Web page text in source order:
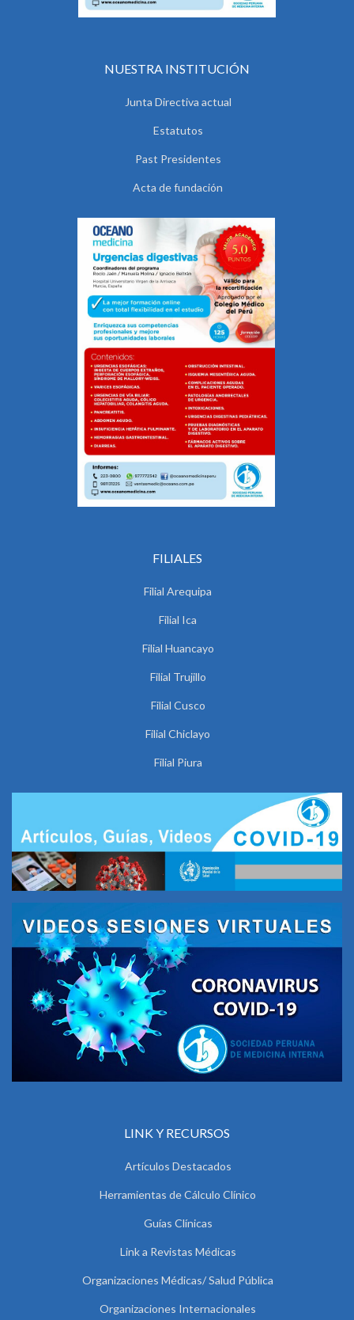
NUESTRA INSTITUCIÓN
Junta Directiva actual
Estatutos
Past Presidentes
Acta de fundación
FILIALES
Filial Arequipa
Filial Ica
Filial Huancayo
Filial Trujillo
Filial Cusco
Filial Chiclayo
Filial Piura
LINK Y RECURSOS
Artículos Destacados
Herramientas de Cálculo Clínico
Guías Clínicas
Link a Revistas Médicas
Organizaciones Médicas/ Salud Pública
Organizaciones Internacionales